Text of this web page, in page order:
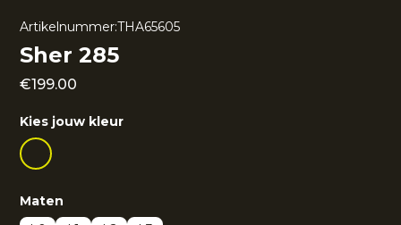
Artikelnummer:THA65605
Sher 285
€199.00
Kies jouw kleur
Maten